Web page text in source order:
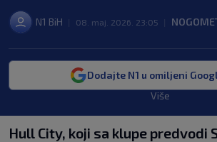
N1 BiH 08. maj. 2026. 23:05
Dodajte N1 u omiljeni
Više
Hull City, koji sa klupe predvodi